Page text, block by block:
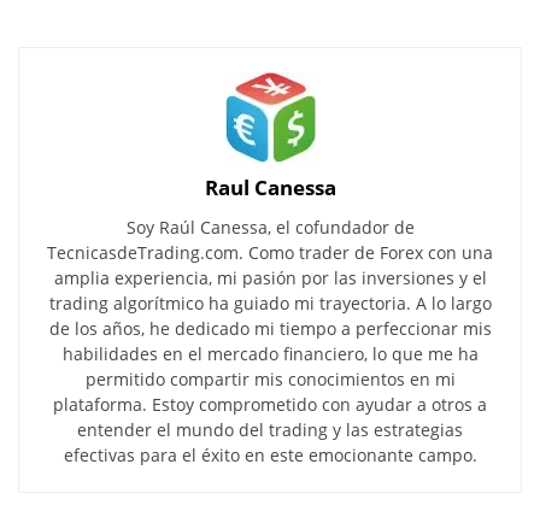
Raul Canessa
Soy Raúl Canessa, el cofundador de
TecnicasdeTrading.com. Como trader de Forex con una
amplia experiencia, mi pasión por las inversiones y el
trading algorítmico ha guiado mi trayectoria. A lo largo
de los años, he dedicado mi tiempo a perfeccionar mis
habilidades en el mercado financiero, lo que me ha
permitido compartir mis conocimientos en mi
plataforma. Estoy comprometido con ayudar a otros a
entender el mundo del trading y las estrategias
efectivas para el éxito en este emocionante campo.